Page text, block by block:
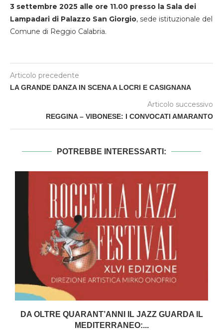
3 settembre 2025 alle ore 11.00 presso la Sala dei
Lampadari di Palazzo San Giorgio, sede istituzionale del
Comune di Reggio Calabria.
Articolo precedente
LA GRANDE DANZA IN SCENA A LOCRI E CASIGNANA
Articolo successivo
REGGINA – VIBONESE: I CONVOCATI AMARANTO
POTREBBE INTERESSARTI:
DA OLTRE QUARANT’ANNI IL JAZZ GUARDA IL
MEDITERRANEO:...